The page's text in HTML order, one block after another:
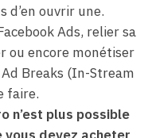
d’en ouvrir une.
Ads, relier sa
ou encore monétiser
Breaks (In-Stream
faire.
n’est plus possible